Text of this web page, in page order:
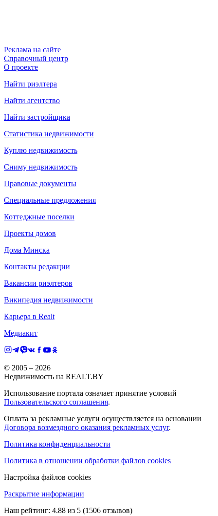
Реклама на сайте
Справочный центр
О проекте
Найти риэлтера
Найти агентство
Найти застройщика
Статистика недвижимости
Куплю недвижимость
Сниму недвижимость
Правовые документы
Специальные предложения
Коттеджные поселки
Проекты домов
Дома Минска
Контакты редакции
Вакансии риэлтеров
Википедия недвижимости
Карьера в Realt
Медиакит
© 2005 – 2026
Недвижимость на REALT.BY
Использование портала означает принятие условий
Пользовательского соглашения.
Оплата за рекламные услуги осуществляется на основании
Договора возмездного оказания рекламных услуг.
Политика конфиденциальности
Политика в отношении обработки файлов cookies
Настройка файлов cookies
Раскрытие информации
Наш рейтинг: 4.88 из 5 (1506 отзывов)